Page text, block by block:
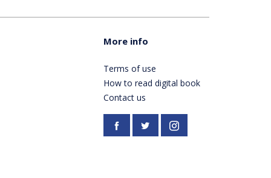
More info
Terms of use
How to read digital book
Contact us
Facebookhttps://twitter.com/
Instagram